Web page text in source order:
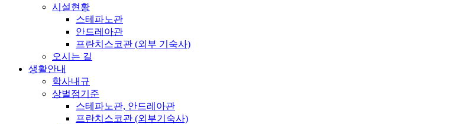
시설현황
스테파노관
안드레아관
프란치스코관 (외부 기숙사)
오시는 길
생활안내
학사내규
상벌점기준
스테파노관, 안드레아관
프란치스코관 (외부기숙사)